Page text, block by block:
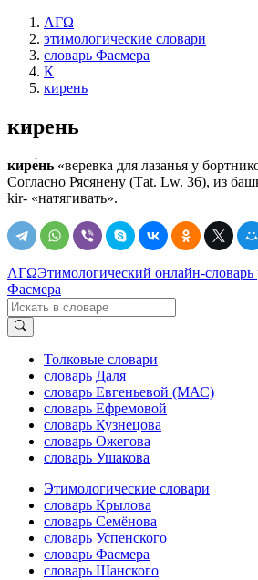
ΛΓΩ
этимологические словари
словарь Фасмера
К
кирень
кирень
кире́нь «веревка для лазанья у
Согласно Рясянену (Таt. Lw. 36), из
kir- «натягивать».
ΛΓΩЭтимологический онлайн-словарь
Фасмера
Толковые словари
словарь Даля
словарь Евгеньевой (МАС)
словарь Ефремовой
словарь Кузнецова
словарь Ожегова
словарь Ушакова
Этимологические словари
словарь Крылова
словарь Семёнова
словарь Успенского
словарь Фасмера
словарь Шанского